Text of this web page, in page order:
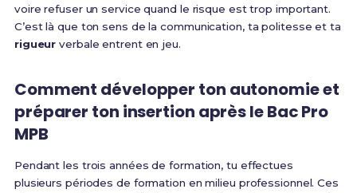
voire refuser un service quand le risque est trop important.
C’est là que ton sens de la communication, ta politesse et ta
rigueur verbale entrent en jeu.
Comment développer ton autonomie et
préparer ton insertion après le Bac Pro
MPB
Pendant les trois années de formation, tu effectues
plusieurs périodes de formation en milieu professionnel. Ces